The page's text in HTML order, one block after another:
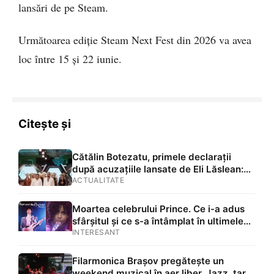
lansări de pe Steam.
Următoarea ediție Steam Next Fest din 2026 va avea
loc între 15 și 22 iunie.
Citește și
Cătălin Botezatu, primele declarații
după acuzațiile lansate de Eli Lăslean:
„Ce înseamnă ipocrizia asta de care dă
atât de mare, încât a recurs la astfel de
lucruri. Ferească Dumnezeu de un AVC”
ACTUALITATE
Moartea celebrului Prince. Ce i-a adus
sfârșitul și ce s-a întâmplat în ultimele
zile în viață
INTERESANT
Filarmonica Brașov pregătește un